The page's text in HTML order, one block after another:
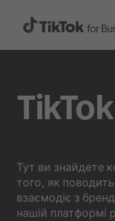
Тут ви знайдете
того, як
взаємодіє з
нашій платформі